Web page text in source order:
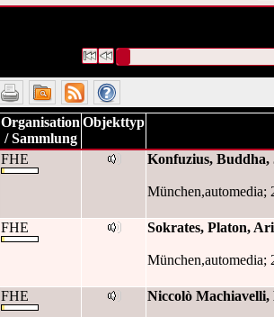
Organisation
/ Sammlung
Objekttyp
FHE Konfuzius, Buddha,
München,automedia;
FHE Sokrates, Platon,
München,automedia;
FHE Niccolò Machiavelli,